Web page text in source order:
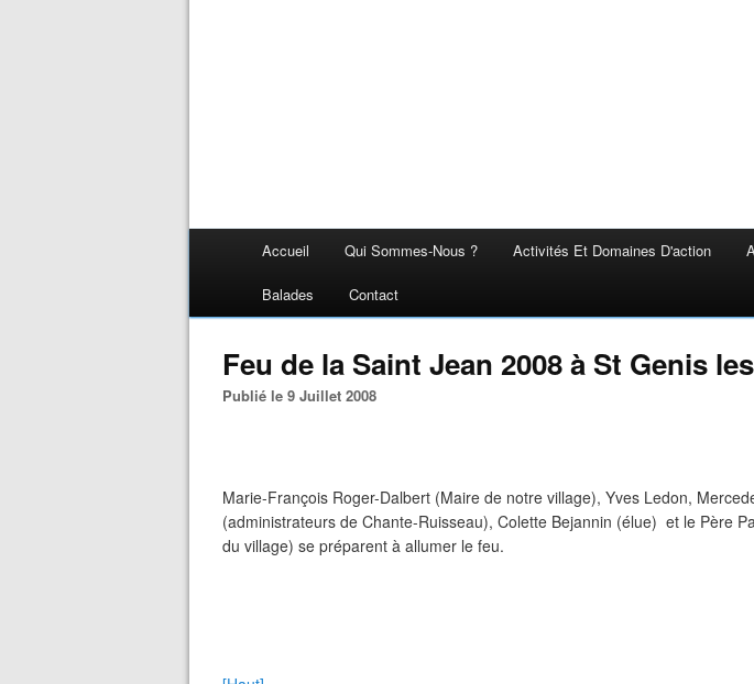
Accueil Qui Sommes-Nous ? Activités Et Domaines D'action
Balades Contact
Feu de la Saint Jean 2008 à St Genis
Publié le 9 Juillet 2008
Marie-François Roger-Dalbert (Maire de notre village), Yves Ledon,
(administrateurs de Chante-Ruisseau), Colette Bejannin (élue) et le Père
du village) se préparent à allumer le feu.